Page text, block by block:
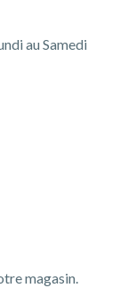
au Samedi
magasin.